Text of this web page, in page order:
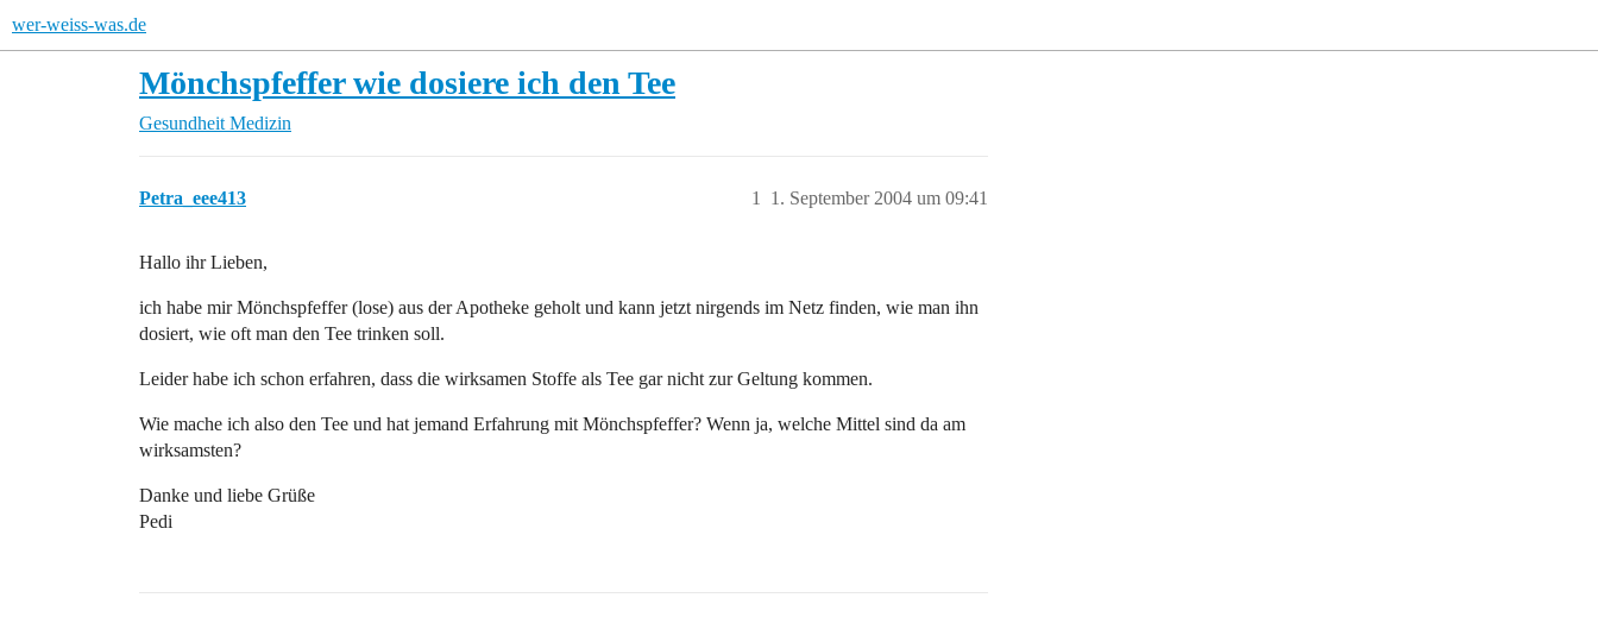
wer-weiss-was.de
Mönchspfeffer wie dosiere ich den Tee
Gesundheit Medizin
Petra_eee413 1. September 2004 um 09:41
1
Hallo ihr Lieben,
ich habe mir Mönchspfeffer (lose) aus der Apotheke geholt und kann jetzt nirgends im Netz finden, wie man ihn
dosiert, wie oft man den Tee trinken soll.
Leider habe ich schon erfahren, dass die wirksamen Stoffe als Tee gar nicht zur Geltung kommen.
Wie mache ich also den Tee und hat jemand Erfahrung mit Mönchspfeffer? Wenn ja, welche Mittel sind da am
wirksamsten?
Danke und liebe Grüße
Pedi